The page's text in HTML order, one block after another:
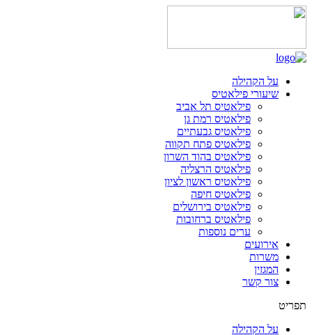
על הקהילה
שיעורי פילאטיס
פילאטיס תל אביב
פילאטיס רמת גן
פילאטיס גבעתיים
פילאטיס פתח תקווה
פילאטיס בהוד השרון
פילאטיס הרצליה
פילאטיס ראשון לציון
פילאטיס חיפה
פילאטיס בירושלים
פילאטיס ברחובות
ערים נוספות
אירועים
משרות
המגזין
צור קשר
תפריט
על הקהילה